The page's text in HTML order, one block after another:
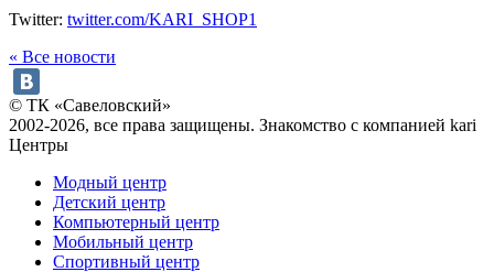
Twitter: twitter.com/KARI_SHOP1
« Все новости
© ТК «Савеловский»
2002-2026, все права защищены. Знакомство с компанией kari
Центры
Модный центр
Детский центр
Компьютерный центр
Мобильный центр
Спортивный центр